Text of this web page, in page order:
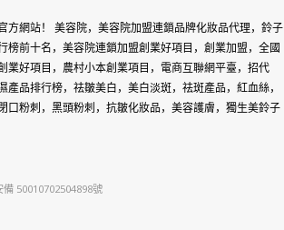
方網站！ 美容院，美容院加盟連鎖品牌化妝品代理，鈴子
榜前十名，美容院連鎖加盟創業好項目，創業加盟，全國
業好項目，農村小本創業項目，電商互聯網平臺，招代
產品排行榜，祛皺美白，美白淡斑，祛斑產品，紅血絲，
口粉刺，黑頭粉刺，抗皺化妝品，美容護膚，獨生美鈴子
備 50010702504898號